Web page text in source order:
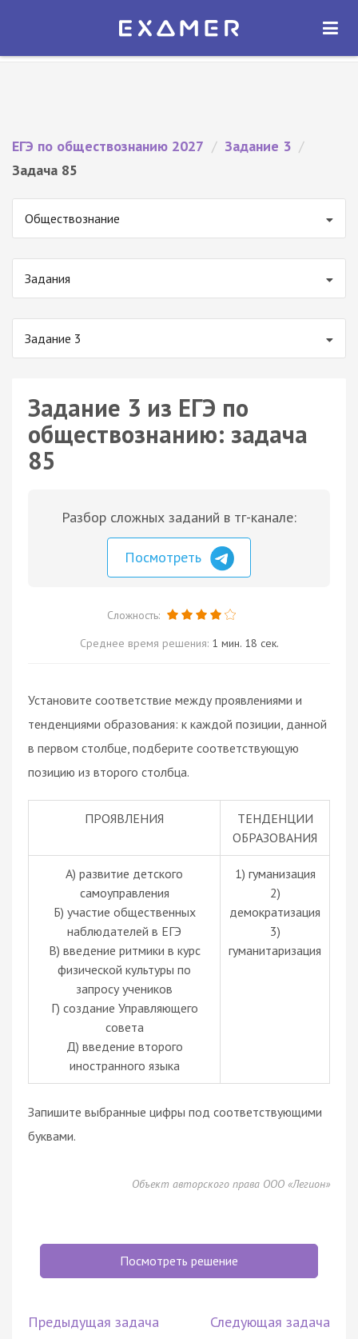
Экзамер — ЕГЭ 2027
ОТКРЫТЬ
ЕГЭ по обществознанию 2027 / Задание 3 /
Задача 85
Обществознание
Задания
Задание 3
Задание 3 из ЕГЭ по
обществознанию: задача
85
Разбор сложных заданий в тг-канале:
Посмотреть
Сложность:
Среднее время решения: 1 мин. 18 сек.
Установите соответствие между проявлениями и
тенденциями образования: к каждой позиции, данной
в первом столбце, подберите соответствующую
позицию из второго столбца.
ПРОЯВЛЕНИЯ
ТЕНДЕНЦИИ
ОБРАЗОВАНИЯ
A) развитие детского
самоуправления
Б) участие общественных
наблюдателей в ЕГЭ
B) введение ритмики в курс
физической культуры по
запросу учеников
Г) создание Управляющего
совета
Д) введение второго
иностранного языка
1) гуманизация
2)
демократизация
3)
гуманитаризация
Запишите выбранные цифры под соответствующими
буквами.
Объект авторского права ООО «Легион»
Посмотреть решение
Предыдущая задача Следующая задача